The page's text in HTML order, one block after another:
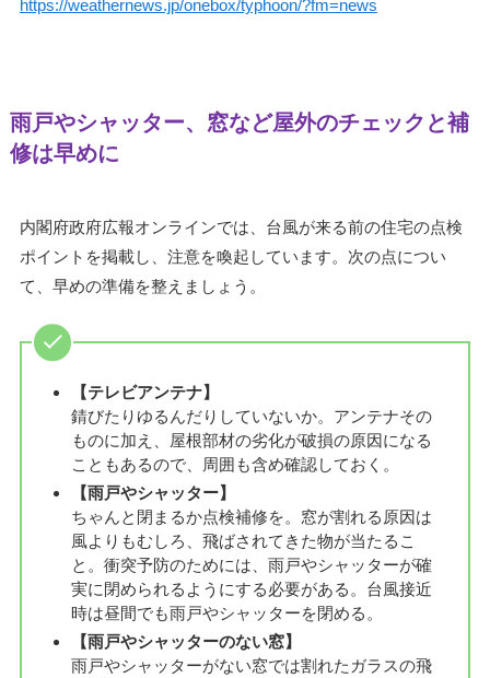
https://weathernews.jp/onebox/typhoon/?fm=news
雨戸やシャッター、窓など屋外のチェックと補
修は早めに
内閣府政府広報オンラインでは、台風が来る前の住宅の点検
ポイントを掲載し、注意を喚起しています。次の点につい
て、早めの準備を整えましょう。
【テレビアンテナ】
錆びたりゆるんだりしていないか。アンテナその
ものに加え、屋根部材の劣化が破損の原因になる
こともあるので、周囲も含め確認しておく。
【雨戸やシャッター】
ちゃんと閉まるか点検補修を。窓が割れる原因は
風よりもむしろ、飛ばされてきた物が当たるこ
と。衝突予防のためには、雨戸やシャッターが確
実に閉められるようにする必要がある。台風接近
時は昼間でも雨戸やシャッターを閉める。
【雨戸やシャッターのない窓】
雨戸やシャッターがない窓では割れたガラスの飛